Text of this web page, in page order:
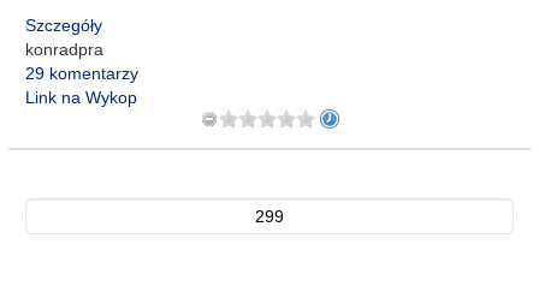
Szczegóły
konradpra
29 komentarzy
Link na Wykop
299